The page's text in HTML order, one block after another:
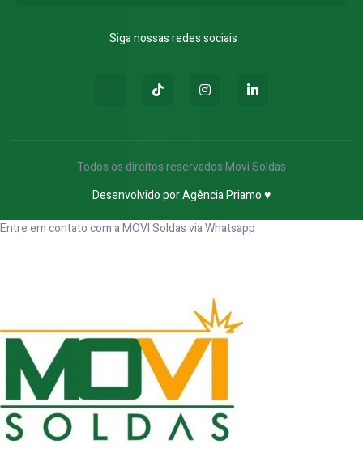
Siga nossas redes sociais
Todos os direitos reservados Movi Soldas
Desenvolvido porAgência Priamo ♥
Entre em contato com a MOVI Soldas via Whatsapp